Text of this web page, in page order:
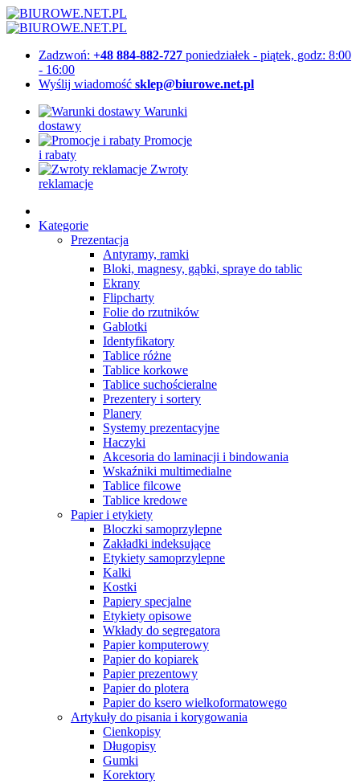
Zadzwoń: +48 884-882-727 poniedziałek - piątek, godz: 8:00
- 16:00
Wyślij wiadomość sklep@biurowe.net.pl
Warunki
dostawy
Promocje
i rabaty
Zwroty
reklamacje
Kategorie
Prezentacja
Antyramy, ramki
Bloki, magnesy, gąbki, spraye do tablic
Ekrany
Flipcharty
Folie do rzutników
Gablotki
Identyfikatory
Tablice różne
Tablice korkowe
Tablice suchościeralne
Prezentery i sortery
Planery
Systemy prezentacyjne
Haczyki
Akcesoria do laminacji i bindowania
Wskaźniki multimedialne
Tablice filcowe
Tablice kredowe
Papier i etykiety
Bloczki samoprzylepne
Zakładki indeksujące
Etykiety samoprzylepne
Kalki
Kostki
Papiery specjalne
Etykiety opisowe
Wkłady do segregatora
Papier komputerowy
Papier do kopiarek
Papier prezentowy
Papier do plotera
Papier do ksero wielkoformatowego
Artykuły do pisania i korygowania
Cienkopisy
Długopisy
Gumki
Korektory